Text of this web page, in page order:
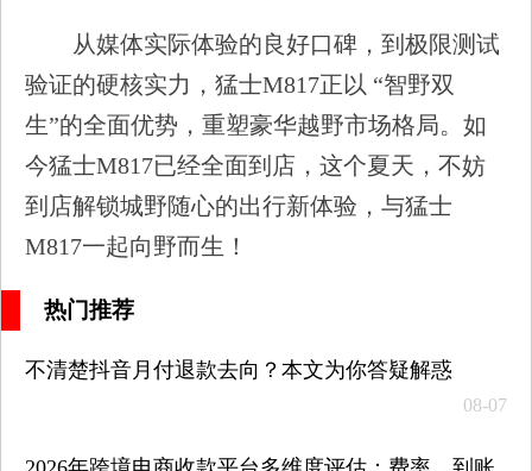
从媒体实际体验的良好口碑，到极限测试
验证的硬核实力，猛士M817正以 “智野双
生”的全面优势，重塑豪华越野市场格局。如
今猛士M817已经全面到店，这个夏天，不妨
到店解锁城野随心的出行新体验，与猛士
M817一起向野而生！
热门推荐
不清楚抖音月付退款去向？本文为你答疑解惑
08-07